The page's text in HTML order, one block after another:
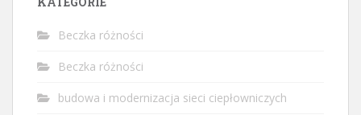
Beczka różności
Beczka różności
budowa i modernizacja sieci ciepłowniczych